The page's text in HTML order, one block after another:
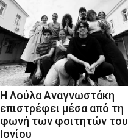
Η Λούλα Αναγνωστάκη
επιστρέφει μέσα από τη
φωνή των φοιτητών του
Ιονίου